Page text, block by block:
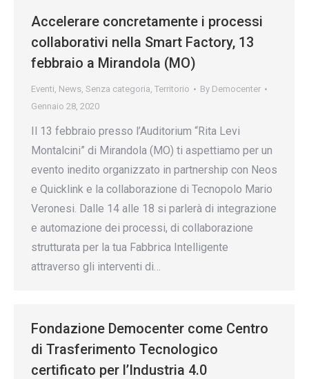
Accelerare concretamente i processi
collaborativi nella Smart Factory, 13
febbraio a Mirandola (MO)
Eventi, News, Senza categoria, Territorio By Democenter
Gennaio 28, 2020
Il 13 febbraio presso l’Auditorium “Rita Levi
Montalcini” di Mirandola (MO) ti aspettiamo per un
evento inedito organizzato in partnership con Neos
e Quicklink e la collaborazione di Tecnopolo Mario
Veronesi. Dalle 14 alle 18 si parlerà di integrazione
e automazione dei processi, di collaborazione
strutturata per la tua Fabbrica Intelligente
attraverso gli interventi di…
Fondazione Democenter come Centro
di Trasferimento Tecnologico
certificato per l’Industria 4.0